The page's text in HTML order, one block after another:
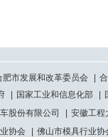
肥市发展和改革委员会
国家工业和信息化部
股份有限公司 安徽工程
协会 佛山市模具行业协